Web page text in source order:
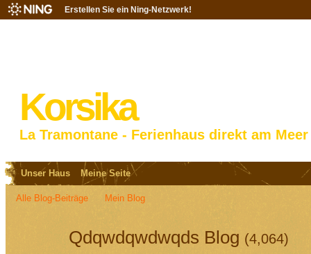
Erstellen Sie ein Ning-Netzwerk!
Korsika
La Tramontane - Ferienhaus direkt am Meer
Unser Haus Meine Seite
Alle Blog-Beiträge Mein Blog
Qdqwdqwdwqds Blog (4,064)